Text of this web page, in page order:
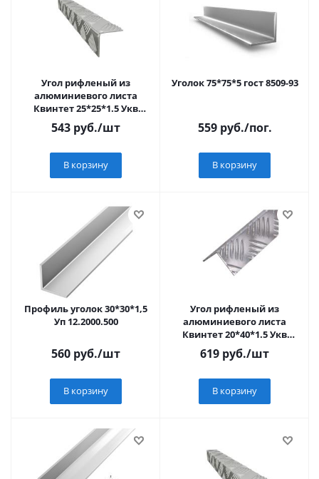
Угол рифленый из
алюминиевого листа
Квинтет 25*25*1.5 Укв
03.1000.500
543 руб./шт
В корзину
Уголок 75*75*5 гост 8509-93
559руб./пог.
В корзину
Профиль уголок 30*30*1,5
Уп 12.2000.500
560 руб./шт
В корзину
Угол рифленый из
алюминиевого листа
Квинтет 20*40*1.5 Укв
01.1000.500
619 руб./шт
В корзину